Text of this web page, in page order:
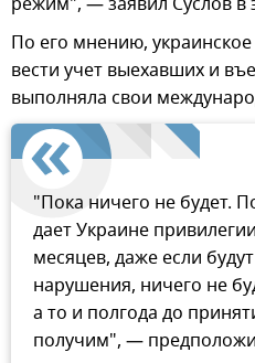
По его мнению,
вести учет выехавших и
выполняла свои
"Пока ничего не будет.
дает Украине
месяцев, даже если
нарушения, ничего не
а то и полгода до
получим", —